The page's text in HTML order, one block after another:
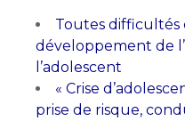
Toutes difficultés
développement de
l’adolescent
« Crise
prise de risque,